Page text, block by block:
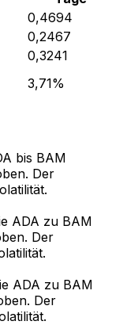
0,4694
0,2467
0,3241
3,71%
bis BAM
Der
ADA zu BAM
Der
ADA zu BAM
Der